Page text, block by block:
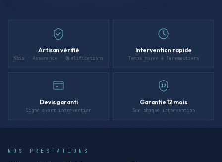
Artisan vérifié
Kbis · Assurance · Qualifications
Intervention rapide
Temps moyen à Faremoutiers
Devis garanti
Signé avant intervention
12
Garantie 12 mois
Sur chaque intervention
NOS PRESTATIONS